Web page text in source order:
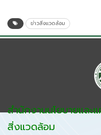
ข่าวสิ่งแวดล้อม
สำนักงานนโยบายและ
สิ่งแวดล้อม